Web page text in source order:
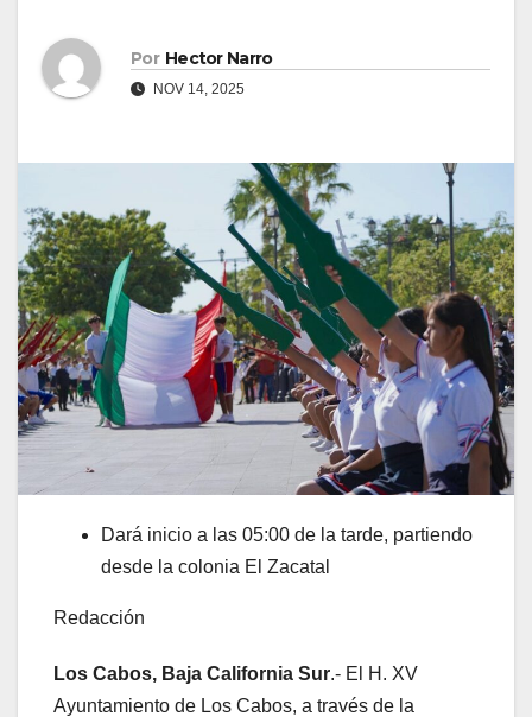
Por Hector Narro
NOV 14, 2025
Dará inicio a las 05:00 de la tarde, partiendo
desde la colonia El Zacatal
Redacción
Los Cabos, Baja California Sur.- El H. XV
Ayuntamiento de Los Cabos, a través de la